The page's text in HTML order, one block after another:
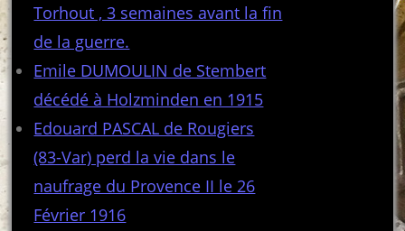
Torhout , 3 semaines avant la fin
de la guerre.
Emile DUMOULIN de Stembert
décédé à Holzminden en 1915
Edouard PASCAL de Rougiers
(83-Var) perd la vie dans le
naufrage du Provence II le 26
Février 1916